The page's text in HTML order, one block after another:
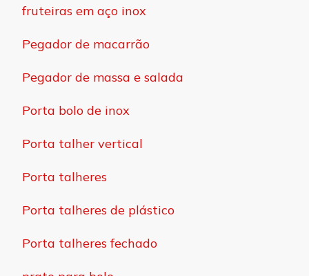
fruteiras em aço inox
Pegador de macarrão
Pegador de massa e salada
Porta bolo de inox
Porta talher vertical
Porta talheres
Porta talheres de plástico
Porta talheres fechado